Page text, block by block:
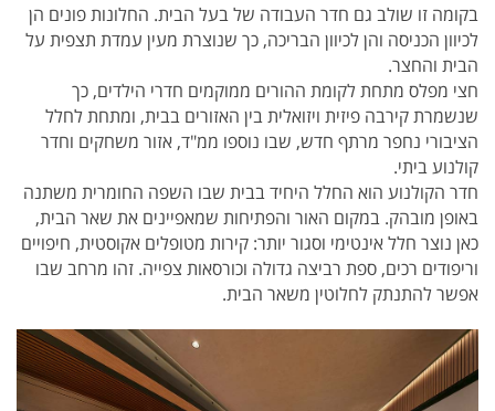
בקומה זו שולב גם חדר העבודה של בעל הבית. החלונות פונים הן
לכיוון הכניסה והן לכיוון הבריכה, כך שנוצרת מעין עמדת תצפית על
הבית והחצר.
חצי מפלס מתחת לקומת ההורים ממוקמים חדרי הילדים, כך
שנשמרת קירבה פיזית ויזואלית בין האזורים בבית, ומתחת לחלל
הציבורי נחפר מרתף חדש, שבו נוספו ממ"ד, אזור משחקים וחדר
קולנוע ביתי.
חדר הקולנוע הוא החלל היחיד בבית שבו השפה החומרית משתנה
באופן מובהק. במקום האור והפתיחות שמאפיינים את שאר הבית,
כאן נוצר חלל אינטימי וסגור יותר: קירות מטופלים אקוסטית, חיפויים
וריפודים רכים, ספת רביצה גדולה וכורסאות צפייה. זהו מרחב שבו
אפשר להתנתק לחלוטין משאר הבית.